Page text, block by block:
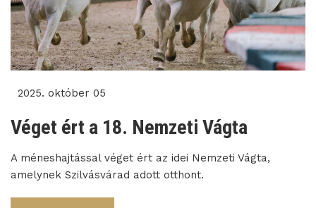
2025. október 05
Véget ért a 18. Nemzeti Vágta
A méneshajtással véget ért az idei Nemzeti Vágta,
amelynek Szilvásvárad adott otthont.